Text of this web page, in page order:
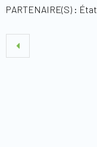
PARTENAIRE(S) : État